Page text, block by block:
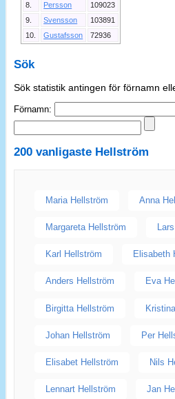
8.
Persson
109023
9.
Svensson
103891
10.
Gustafsson 72936
Sök
Sök statistik antingen för förnamn
Förnamn:
200 vanligaste Hellström
Maria Hellström Anna
Margareta Hellström
Karl Hellström Elisabeth
Anders Hellström Eva
Birgitta Hellström
Johan Hellström Per
Elisabet Hellström Nils
Lennart Hellström Jan